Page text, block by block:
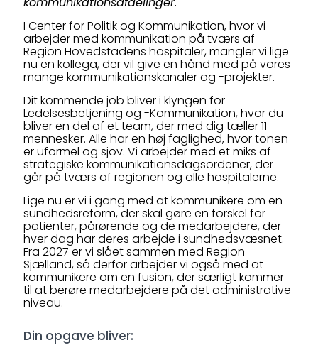
I Center for Politik og Kommunikation, hvor vi
arbejder med kommunikation på tværs af
Region Hovedstadens hospitaler, mangler vi lige
nu en kollega, der vil give en hånd med på vores
mange kommunikationskanaler og -projekter.
Dit kommende job bliver i klyngen for
Ledelsesbetjening og -Kommunikation, hvor du
bliver en del af et team, der med dig tæller 11
mennesker. Alle har en høj faglighed, hvor tonen
er uformel og sjov. Vi arbejder med et miks af
strategiske kommunikationsdagsordener, der
går på tværs af regionen og alle hospitalerne.
Lige nu er vi i gang med at kommunikere om en
sundhedsreform, der skal gøre en forskel for
patienter, pårørende og de medarbejdere, der
hver dag har deres arbejde i sundhedsvæsnet.
Fra 2027 er vi slået sammen med Region
Sjælland, så derfor arbejder vi også med at
kommunikere om en fusion, der særligt kommer
til at berøre medarbejdere på det administrative
niveau.
Din opgave bliver: